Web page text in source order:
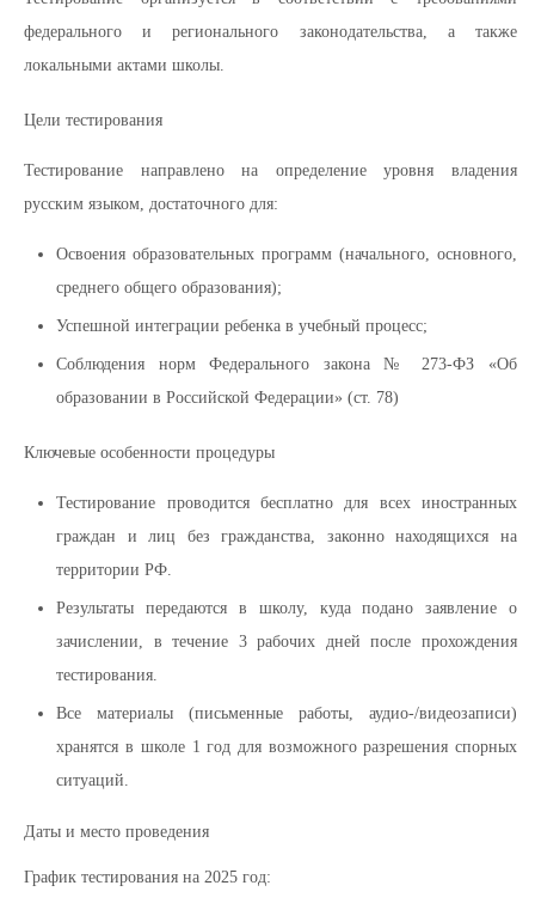
федерального и регионального законодательства, а также
локальными актами школы.
Цели тестирования
Тестирование направлено на определение уровня владения
русским языком, достаточного для:
Освоения образовательных программ (начального, основного,
среднего общего образования);
Успешной интеграции ребенка в учебный процесс;
Соблюдения норм Федерального закона № 273-ФЗ «Об
образовании в Российской Федерации» (ст. 78)
Ключевые особенности процедуры
Тестирование проводится бесплатно для всех иностранных
граждан и лиц без гражданства, законно находящихся на
территории РФ.
Результаты передаются в школу, куда подано заявление о
зачислении, в течение 3 рабочих дней после прохождения
тестирования.
Все материалы (письменные работы, аудио-/видеозаписи)
хранятся в школе 1 год для возможного разрешения спорных
ситуаций.
Даты и место проведения
График тестирования на 2025 год: